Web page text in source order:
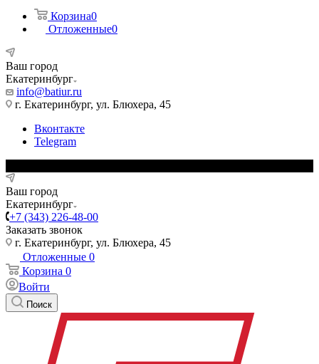
Корзина0
Отложенные0
Ваш город
Екатеринбург
info@batiur.ru
г. Екатеринбург, ул. Блюхера, 45
Вконтакте
Telegram
Ваш город
Екатеринбург
+7 (343) 226-48-00
Заказать звонок
г. Екатеринбург, ул. Блюхера, 45
Отложенные 0
Корзина 0
Войти
Поиск